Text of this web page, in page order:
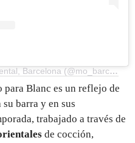
A post shared by Mandarin Oriental, Barcelona (@mo_barcelona)
para Blanc es un reflejo de
barra y en sus
trabajado a través de
de cocción,